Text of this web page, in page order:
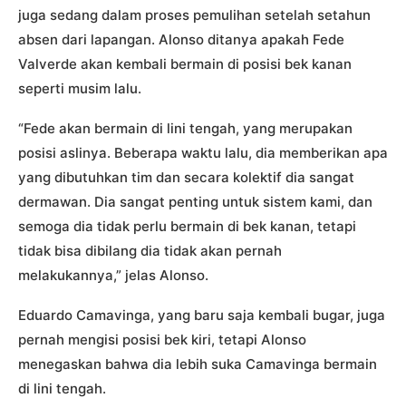
juga sedang dalam proses pemulihan setelah setahun
absen dari lapangan. Alonso ditanya apakah Fede
Valverde akan kembali bermain di posisi bek kanan
seperti musim lalu.
“Fede akan bermain di lini tengah, yang merupakan
posisi aslinya. Beberapa waktu lalu, dia memberikan apa
yang dibutuhkan tim dan secara kolektif dia sangat
dermawan. Dia sangat penting untuk sistem kami, dan
semoga dia tidak perlu bermain di bek kanan, tetapi
tidak bisa dibilang dia tidak akan pernah
melakukannya,” jelas Alonso.
Eduardo Camavinga, yang baru saja kembali bugar, juga
pernah mengisi posisi bek kiri, tetapi Alonso
menegaskan bahwa dia lebih suka Camavinga bermain
di lini tengah.